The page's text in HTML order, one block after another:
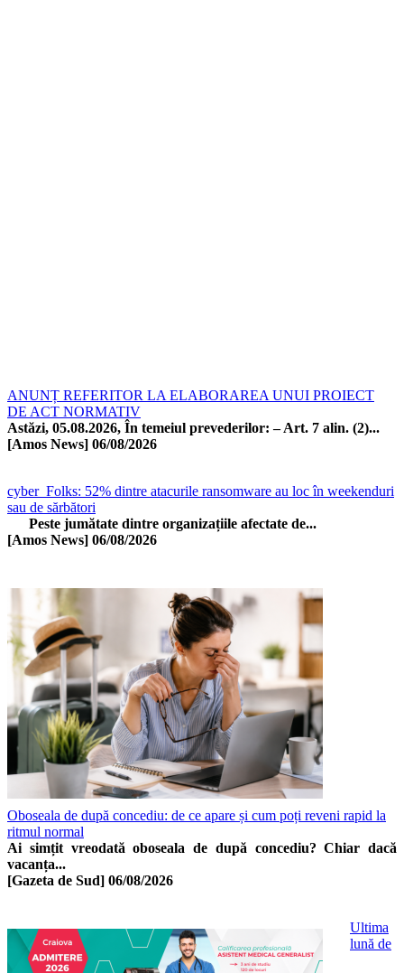
ANUNȚ REFERITOR LA ELABORAREA UNUI PROIECT
DE ACT NORMATIV
Astăzi, 05.08.2026, În temeiul prevederilor: – Art. 7 alin. (2)...
[Amos News] 06/08/2026
cyber_Folks: 52% dintre atacurile ransomware au loc în weekenduri
sau de sărbători
Peste jumătate dintre organizațiile afectate de...
[Amos News] 06/08/2026
Oboseala de după concediu: de ce apare și cum poți reveni rapid la
ritmul normal
Ai simțit vreodată oboseala de după concediu? Chiar dacă
vacanța...
[Gazeta de Sud] 06/08/2026
Ultima
lună de